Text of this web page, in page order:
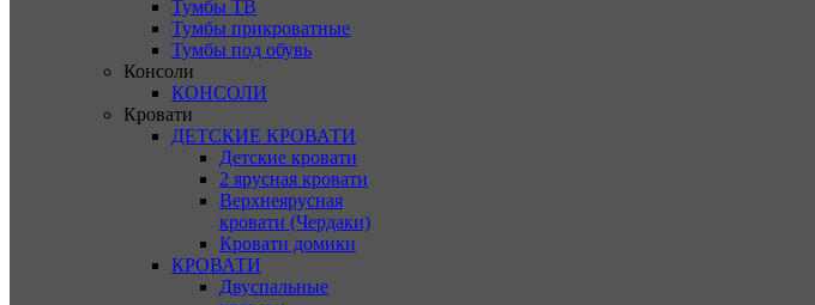
Тумбы ТВ
Тумбы прикроватные
Тумбы под обувь
Консоли
КОНСОЛИ
Кровати
ДЕТСКИЕ КРОВАТИ
Детские кровати
2 ярусная кровати
Верхнеярусная
кровати (Чердаки)
Кровати домики
КРОВАТИ
Двуспальные